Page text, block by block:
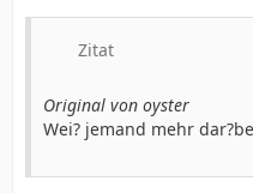
Zitat
Original von oyster
Wei? jemand mehr